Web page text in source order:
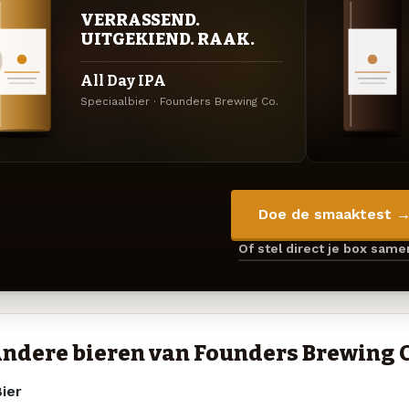
VERRASSEND.
UITGEKIEND. RAAK.
All Day IPA
Speciaalbier · Founders Brewing Co.
Doe de smaaktest →
Of stel direct je box
bieren van Founders Brewing